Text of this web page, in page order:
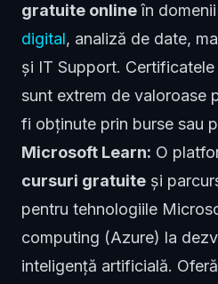
gratuite onlineîn
digital, analiză de date,
și IT Support.
sunt extrem de valoroase
fi obținute prin burse sau
Microsoft Learn: O
cursuri gratuite și
pentru tehnologiile
computing (Azure) la
inteligență artificială.